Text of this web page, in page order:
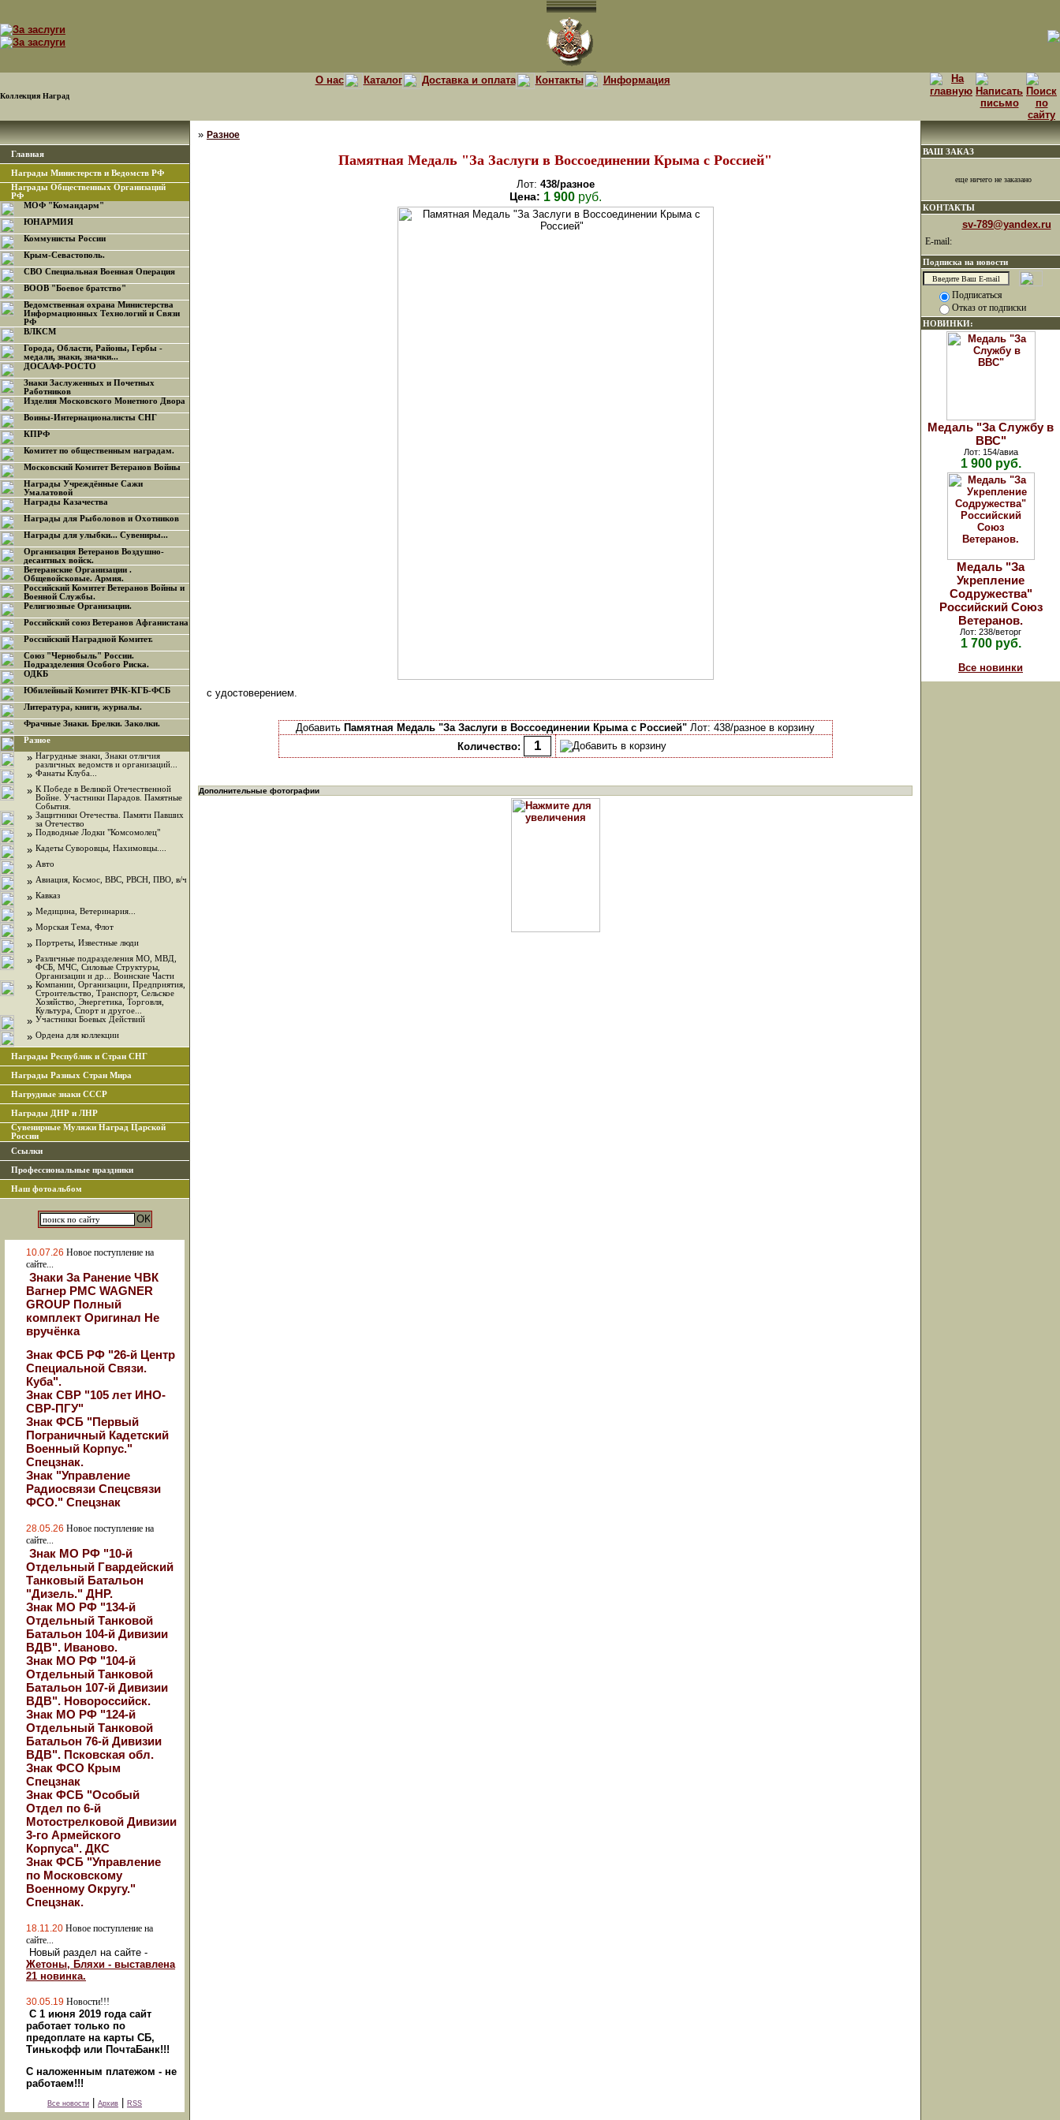
Коллекция Наград
О нас Каталог Доставка и оплата Контакты Информация
Главная
Награды Министерств и Ведомств РФ
Награды Общественных Организаций
РФ
МОФ "Командарм"
ЮНАРМИЯ
Коммунисты России
Крым-Севастополь.
СВО Специальная Военная Операция
ВООВ "Боевое братство"
Ведомственная охрана Министерства
Информационных Технологий и Связи
РФ
ВЛКСМ
Города, Области, Районы, Гербы -
медали, знаки, значки...
ДОСААФ-РОСТО
Знаки Заслуженных и Почетных
Работников
Изделия Московского Монетного Двора
Воины-Интернационалисты СНГ
КПРФ
Комитет по общественным наградам.
Московский Комитет Ветеранов Войны
Награды Учреждённые Сажи
Умалатовой
Награды Казачества
Награды для Рыболовов и Охотников
Награды для улыбки... Сувениры...
Организация Ветеранов Воздушно-
десантных войск.
Ветеранские Организации .
Общевойсковые. Армия.
Российский Комитет Ветеранов Войны и
Военной Службы.
Религиозные Организации.
Российский союз Ветеранов Афганистана
Российский Наградной Комитет.
Союз "Чернобыль" России.
Подразделения Особого Риска.
ОДКБ
Юбилейный Комитет ВЧК-КГБ-ФСБ
Литература, книги, журналы.
Фрачные Знаки. Брелки. Заколки.
Разное
» Нагрудные знаки, Знаки отличия
различных ведомств и организаций...
» Фанаты Клуба...
» К Победе в Великой Отечественной
Войне. Участники Парадов. Памятные
События.
» Защитники Отечества. Памяти Павших
за Отечество
» Подводные Лодки "Комсомолец"
» Кадеты Суворовцы, Нахимовцы....
» Авто
» Авиация, Космос, ВВС, РВСН, ПВО, в/ч
» Кавказ
» Медицина, Ветеринария...
» Морская Тема, Флот
» Портреты, Известные люди
» Различные подразделения МО, МВД,
ФСБ, МЧС, Силовые Структуры,
Организации и др... Воинские Части
» Компании, Организации, Предприятия,
Строительство, Транспорт, Сельское
Хозяйство, Энергетика, Торговля,
Культура, Спорт и другое...
» Участники Боевых Действий
» Ордена для коллекции
Награды Республик и Стран СНГ
Награды Разных Стран Мира
Нагрудные знаки СССР
Награды ДНР и ЛНР
Сувенирные Муляжи Наград Царской
России
Ссылки
Профессиональные праздники
Наш фотоальбом
10.07.26 Новое поступление на
сайте...
Знаки За Ранение ЧВК
Вагнер РМС WAGNER
GROUP Полный
комплект Оригинал Не
вручёнка
Знак ФСБ РФ "26-й Центр
Специальной Связи.
Куба".
Знак СВР "105 лет ИНО-
СВР-ПГУ"
Знак ФСБ "Первый
Пограничный Кадетский
Военный Корпус."
Спецзнак.
Знак "Управление
Радиосвязи Спецсвязи
ФСО." Спецзнак
28.05.26 Новое поступление на
сайте...
Знак МО РФ "10-й
Отдельный Гвардейский
Танковый Батальон
"Дизель." ДНР.
Знак МО РФ "134-й
Отдельный Танковой
Батальон 104-й Дивизии
ВДВ". Иваново.
Знак МО РФ "104-й
Отдельный Танковой
Батальон 107-й Дивизии
ВДВ". Новороссийск.
Знак МО РФ "124-й
Отдельный Танковой
Батальон 76-й Дивизии
ВДВ". Псковская обл.
Знак ФСО Крым
Спецзнак
Знак ФСБ "Особый
Отдел по 6-й
Мотострелковой Дивизии
3-го Армейского
Корпуса". ДКС
Знак ФСБ "Управление
по Московскому
Военному Округу."
Спецзнак.
18.11.20 Новое поступление на
сайте...
Новый раздел на сайте -
Жетоны, Бляхи - выставлена
21 новинка.
30.05.19 Новости!!!
С 1 июня 2019 года сайт
работает только по
предоплате на карты СБ,
Тинькофф или ПочтаБанк!!!
С наложенным платежом - не
работаем!!!
Все новости Архив RSS
» Разное
Памятная Медаль "За Заслуги в Воссоединении Крыма с Россией"
Лот: 438/разное
Цена: 1 900руб.
с удостоверением.
Добавить Памятная Медаль "За Заслуги в Воссоединении Крыма с Россией" Лот: 438/разное в корзину
Количество:
Дополнительные фотографии
ВАШ ЗАКАЗ
еще ничего не заказано
КОНТАКТЫ
sv-789@yandex.ru
E-mail:
Подписка на новости
Подписаться
Отказ от подписки
НОВИНКИ:
Медаль "За Службу в
ВВС"
Лот: 154/авиа
1 900 руб.
Медаль "За
Укрепление
Содружества"
Российский Союз
Ветеранов.
Лот: 238/веторг
1 700 руб.
Все новинки